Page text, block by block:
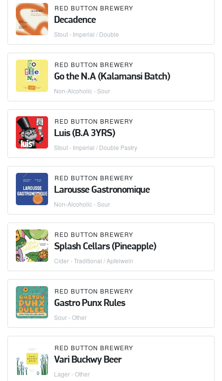
RED BUTTON BREWERY
Decadence
Stout - Imperial / Double
RED BUTTON BREWERY
Go the N.A (Kalamansi Batch)
Non-Alcoholic - Sour
RED BUTTON BREWERY
Luis (B.A 3YRS)
Stout - Imperial / Double Pastry
RED BUTTON BREWERY
Larousse Gastronomique
Non-Alcoholic - Sour
RED BUTTON BREWERY
Splash Cellars (Pineapple)
Cider - Traditional / Apfelwein
RED BUTTON BREWERY
Gastro Punx Rules
Sour - Other
RED BUTTON BREWERY
Vari Buckwy Beer
Lager - Other